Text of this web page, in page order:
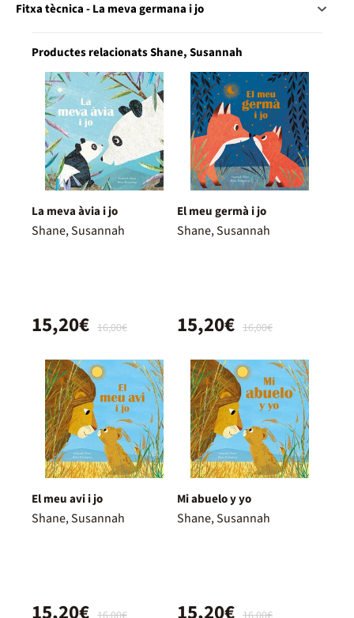
Fitxa tècnica - La meva germana i jo
Productes relacionats Shane, Susannah
La meva àvia i jo
Shane, Susannah
16,00€
15,20€
El meu germà i jo
Shane, Susannah
16,00€
15,20€
El meu avi i jo
Shane, Susannah
Mi abuelo y yo
Shane, Susannah